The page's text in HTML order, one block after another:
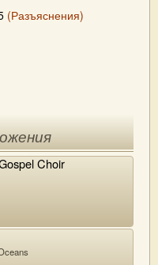
(Разъяснения)
Choir